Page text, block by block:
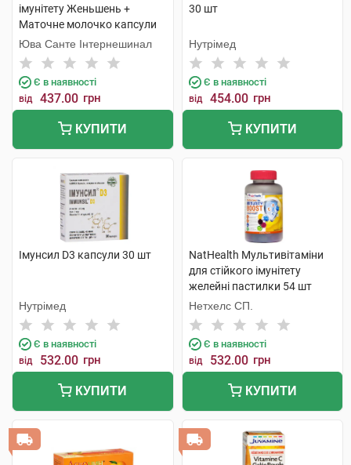
імунітету Женьшень +
Маточне молочко капсули
30 шт
Юва Санте Інтернешинал
Є в наявності
від 437.00 грн
КУПИТИ
30 шт
Нутрімед
Є в наявності
від 454.00 грн
КУПИТИ
Імунсил D3 капсули 30 шт
Нутрімед
Є в наявності
від 532.00 грн
КУПИТИ
NatHealth Мультивітаміни
для стійкого імунітету
желейні пастилки 54 шт
Нетхелс СП.
Є в наявності
від 532.00 грн
КУПИТИ